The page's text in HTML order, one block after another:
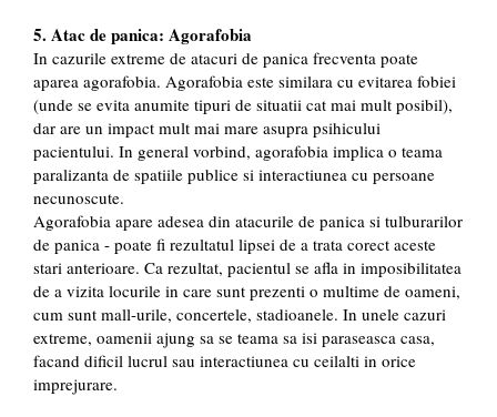
5. Atac de panica: Agorafobia
In cazurile extreme de atacuri de panica frecventa poate
aparea agorafobia. Agorafobia este similara cu evitarea fobiei
(unde se evita anumite tipuri de situatii cat mai mult posibil),
dar are un impact mult mai mare asupra psihicului
pacientului. In general vorbind, agorafobia implica o teama
paralizanta de spatiile publice si interactiunea cu persoane
necunoscute.
Agorafobia apare adesea din atacurile de panica si tulburarilor
de panica - poate fi rezultatul lipsei de a trata corect aceste
stari anterioare. Ca rezultat, pacientul se afla in imposibilitatea
de a vizita locurile in care sunt prezenti o multime de oameni,
cum sunt mall-urile, concertele, stadioanele. In unele cazuri
extreme, oamenii ajung sa se teama sa isi paraseasca casa,
facand dificil lucrul sau interactiunea cu ceilalti in orice
imprejurare.